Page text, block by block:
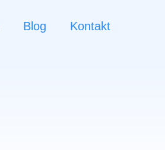
Blog Kontakt